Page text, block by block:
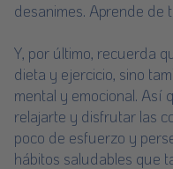
desanimes. Aprende de
Y, por último, recuerda
dieta y ejercicio, sino
mental y emocional. Así
relajarte y disfrutar las
poco de esfuerzo y
hábitos saludables que